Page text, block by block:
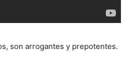
son arrogantes y prepotentes.